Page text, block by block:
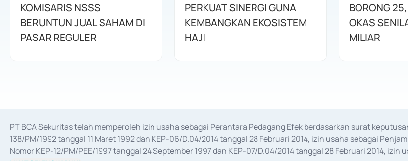
KOMISARIS NSSS
BERUNTUN JUAL SAHAM DI
PASAR REGULER
PERKUAT SINERGI GUNA
KEMBANGKAN EKOSISTEM
HAJI
BORONG
OKAS
MILIAR
PT BCA Sekuritas telah memperoleh izin usaha sebagai Perantara Pedagang Efek berdasarkan surat
138/PM/1992 tanggal 11 Maret 1992 dan KEP-06/D.04/2014 tanggal 28 Februari 2014, izin usaha sebagai
Nomor KEP-12/PM/PEE/1997 tanggal 24 September 1997 dan KEP-07/D.04/2014 tanggal 28 Februari 2014, izin